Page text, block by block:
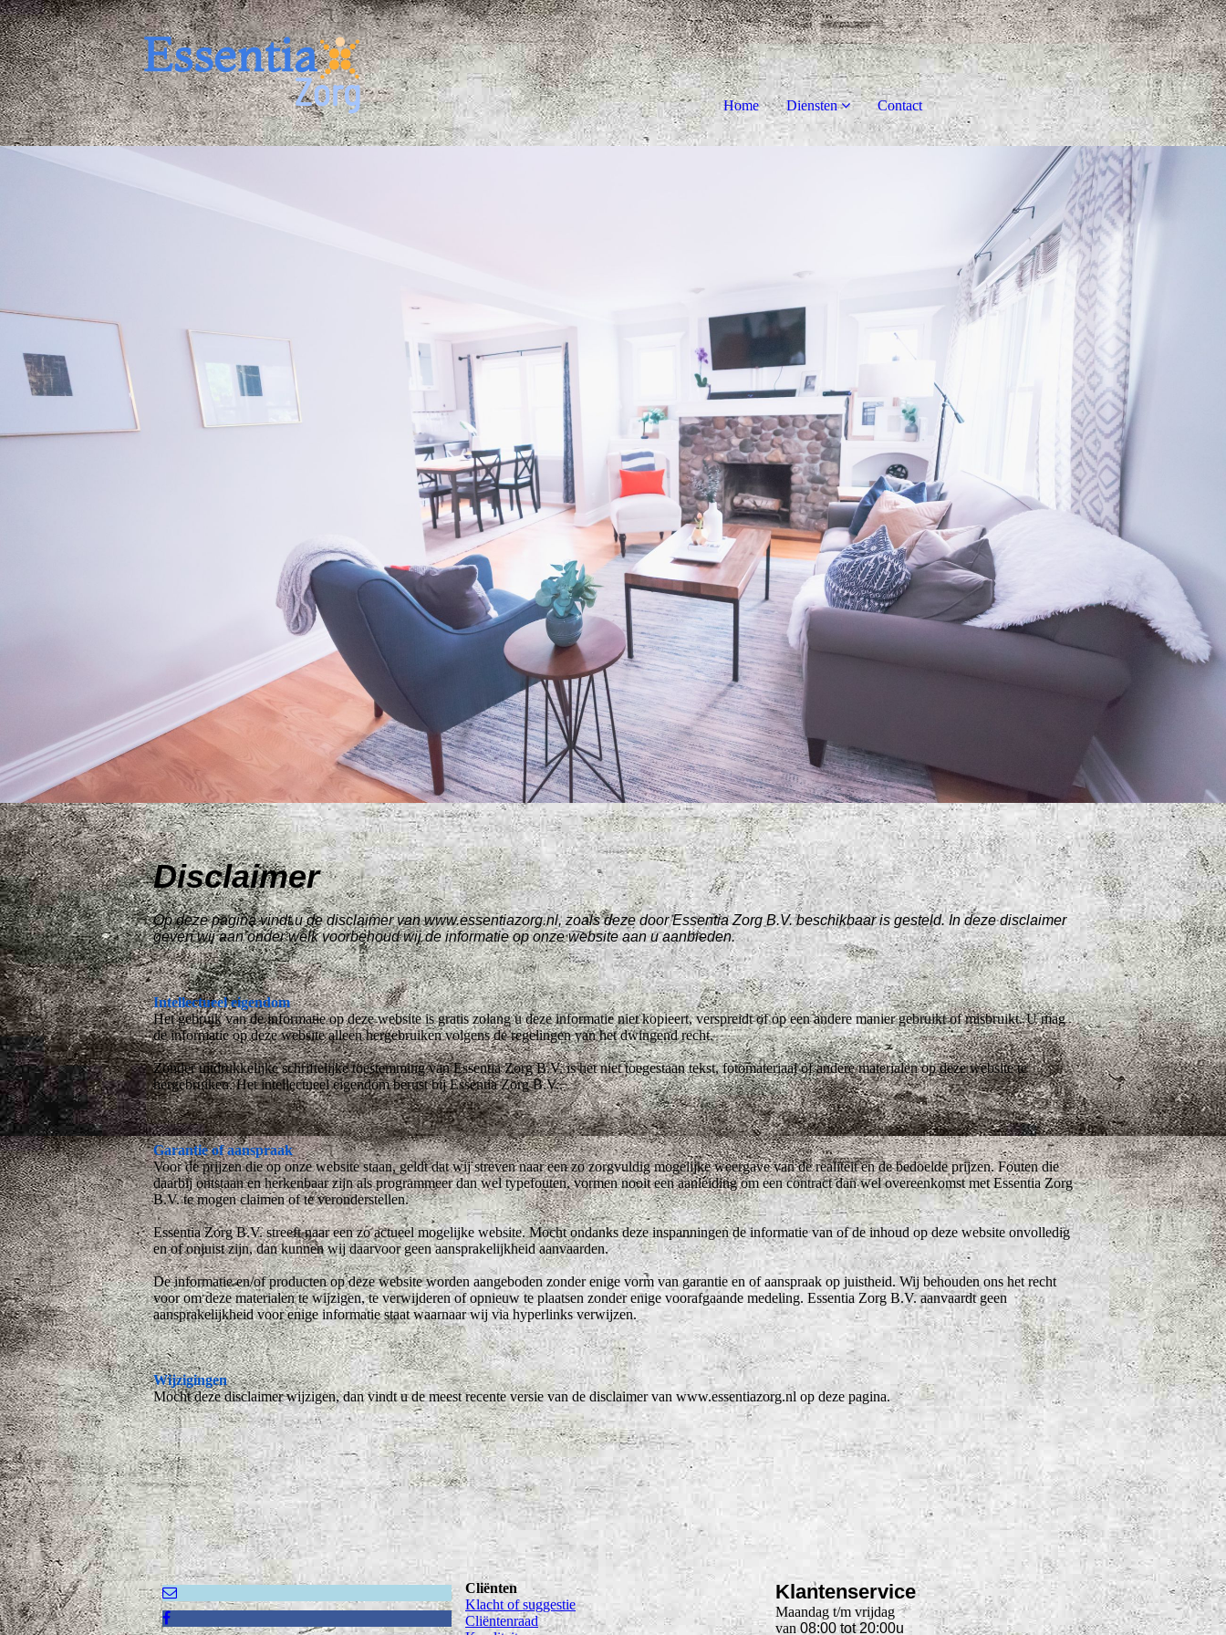
Home Diensten Contact
Disclaimer
Op deze pagina vindt u de disclaimer van www.essentiazorg.nl, zoals deze door Essentia Zorg B.V. beschikbaar is gesteld. In deze disclaimer
geven wij aan onder welk voorbehoud wij de informatie op onze website aan u aanbieden.
Intellectueel eigendom
Het gebruik van de informatie op deze website is gratis zolang u deze informatie niet kopieert, verspreidt of op een andere manier gebruikt of misbruikt. U mag
de informatie op deze website alleen hergebruiken volgens de regelingen van het dwingend recht.
Zonder uitdrukkelijke schriftelijke toestemming van Essentia Zorg B.V. is het niet toegestaan tekst, fotomateriaal of andere materialen op deze website te
hergebruiken. Het intellectueel eigendom berust bij Essentia Zorg B.V..
Garantie of aanspraak
Voor de prijzen die op onze website staan, geldt dat wij streven naar een zo zorgvuldig mogelijke weergave van de realiteit en de bedoelde prijzen. Fouten die
daarbij ontstaan en herkenbaar zijn als programmeer dan wel typefouten, vormen nooit een aanleiding om een contract dan wel overeenkomst met Essentia Zorg
B.V. te mogen claimen of te veronderstellen.
Essentia Zorg B.V. streeft naar een zo actueel mogelijke website. Mocht ondanks deze inspanningen de informatie van of de inhoud op deze website onvolledig
en of onjuist zijn, dan kunnen wij daarvoor geen aansprakelijkheid aanvaarden.
De informatie en/of producten op deze website worden aangeboden zonder enige vorm van garantie en of aanspraak op juistheid. Wij behouden ons het recht
voor om deze materialen te wijzigen, te verwijderen of opnieuw te plaatsen zonder enige voorafgaande medeling. Essentia Zorg B.V. aanvaardt geen
aansprakelijkheid voor enige informatie staat waarnaar wij via hyperlinks verwijzen.
Wijzigingen
Mocht deze disclaimer wijzigen, dan vindt u de meest recente versie van de disclaimer van www.essentiazorg.nl op deze pagina.
Cliënten
Klacht of suggestie
Cliëntenraad
Klantenservice
Maandag t/m vrijdag
van08:00 tot 20:00u